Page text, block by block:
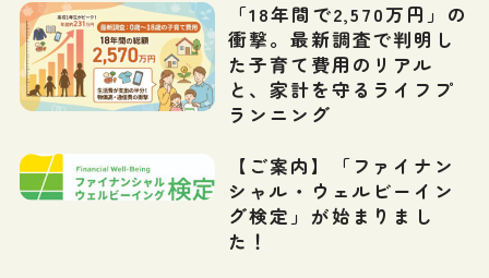
「18年間で2,570万円」の
衝撃。最新調査で判明し
た子育て費用のリアル
と、家計を守るライフプ
ランニング
【ご案内】「ファイナン
シャル・ウェルビーイン
グ検定」が始まりまし
た！